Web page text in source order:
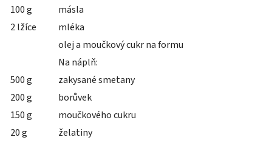
100 g
másla
2 lžíce
mléka
olej a moučkový cukr na formu
Na náplň:
500 g
zakysané smetany
200 g
borůvek
150 g
moučkového cukru
20 g
želatiny